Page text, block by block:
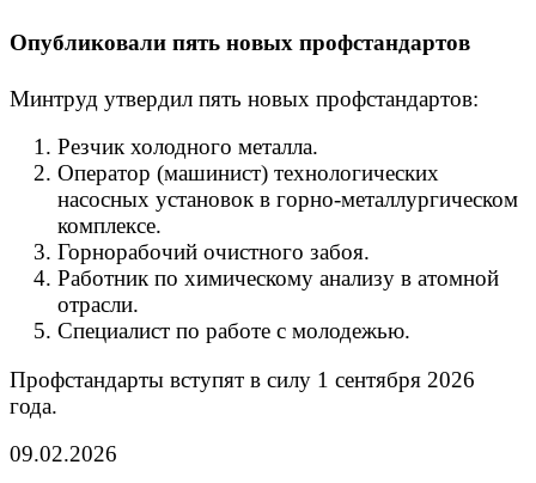
Опубликовали пять новых профстандартов
Минтруд утвердил пять новых профстандартов:
Резчик холодного металла.
Оператор (машинист) технологических
насосных установок в горно-металлургическом
комплексе.
Горнорабочий очистного забоя.
Работник по химическому анализу в атомной
отрасли.
Специалист по работе с молодежью.
Профстандарты вступят в силу 1 сентября 2026
года.
09.02.2026